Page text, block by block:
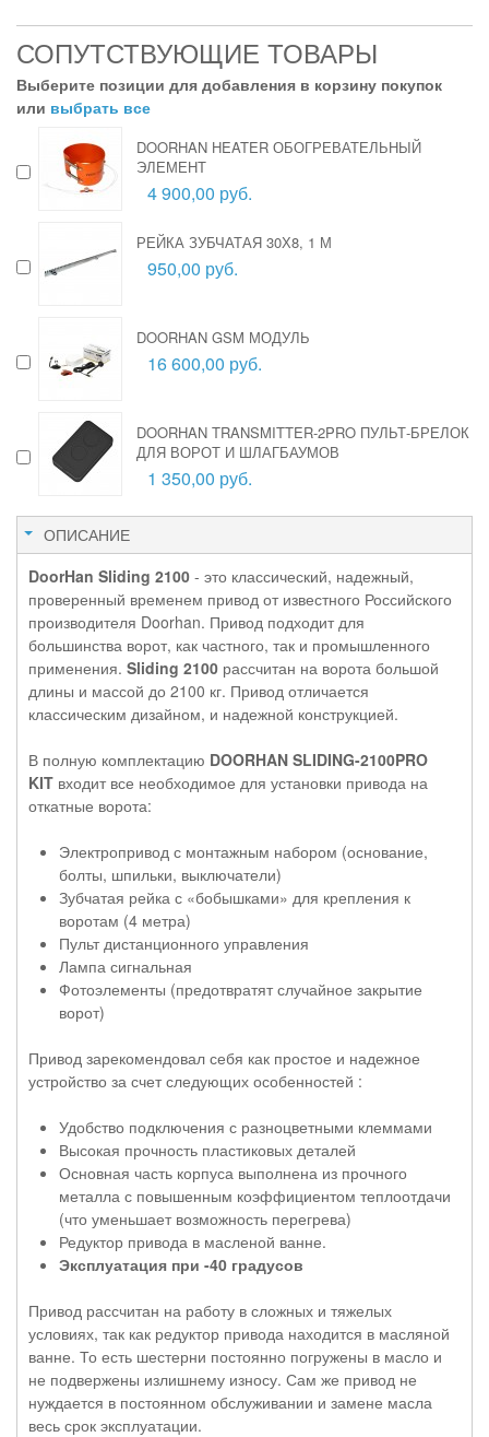
СОПУТСТВУЮЩИЕ ТОВАРЫ
Выберите позиции для добавления в корзину покупок
или выбрать все
DOORHAN HEATER ОБОГРЕВАТЕЛЬНЫЙ
ЭЛЕМЕНТ
4 900,00 руб.
РЕЙКА ЗУБЧАТАЯ 30Х8, 1 М
950,00 руб.
DOORHAN GSM МОДУЛЬ
16 600,00 руб.
DOORHAN TRANSMITTER-2PRO ПУЛЬТ-БРЕЛОК
ДЛЯ ВОРОТ И ШЛАГБАУМОВ
1 350,00 руб.
ОПИСАНИЕ
DoorHan Sliding 2100 - это классический, надежный,
проверенный временем привод от известного Российского
производителя Doorhan. Привод подходит для
большинства ворот, как частного, так и промышленного
применения. Sliding 2100 рассчитан на ворота большой
длины и массой до 2100 кг. Привод отличается
классическим дизайном, и надежной конструкцией.
В полную комплектацию DOORHAN SLIDING-2100PRO
KIT входит все необходимое для установки привода на
откатные ворота:
Электропривод с монтажным набором (основание,
болты, шпильки, выключатели)
Зубчатая рейка с «бобышками» для крепления к
воротам (4 метра)
Пульт дистанционного управления
Лампа сигнальная
Фотоэлементы (предотвратят случайное закрытие
ворот)
Привод зарекомендовал себя как простое и надежное
устройство за счет следующих особенностей :
Удобство подключения с разноцветными клеммами
Высокая прочность пластиковых деталей
Основная часть корпуса выполнена из прочного
металла с повышенным коэффициентом теплоотдачи
(что уменьшает возможность перегрева)
Редуктор привода в масленой ванне.
Эксплуатация при -40 градусов
Привод рассчитан на работу в сложных и тяжелых
условиях, так как редуктор привода находится в масляной
ванне. То есть шестерни постоянно погружены в масло и
не подвержены излишнему износу. Сам же привод не
нуждается в постоянном обслуживании и замене масла
весь срок эксплуатации.